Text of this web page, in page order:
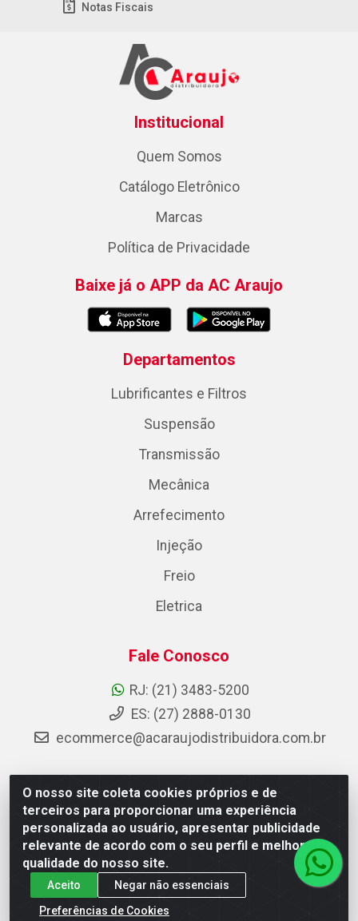
O nosso site coleta cookies próprios e de
terceiros para proporcionar uma experiência
personalizada ao usuário, apresentar publicidade
relevante de acordo com o seu perfil e melhorar a
qualidade do nosso site.
Aceito
Negar não essenciais
Preferências de Cookies
Notas Fiscais
Institucional
Quem Somos
Catálogo Eletrônico
Marcas
Política de Privacidade
Baixe já o APP da AC Araujo
Departamentos
Lubrificantes e Filtros
Suspensão
Transmissão
Mecânica
Arrefecimento
Injeção
Freio
Eletrica
Fale Conosco
RJ: (21) 3483-5200
ES: (27) 2888-0130
ecommerce@acaraujodistribuidora.com.br
AC Araujo Distribuidora - Rua Carneiro de Campos, 42 -
São Cristóvão, Rio de Janeiro/RJ - CEP 20.920-410 -
CNPJ 08.744.753/0003-85